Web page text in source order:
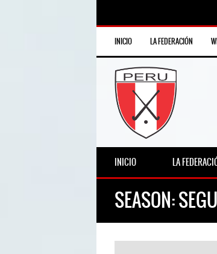
INICIO LA FEDERACIÓN
INICIO LA
SEASON: